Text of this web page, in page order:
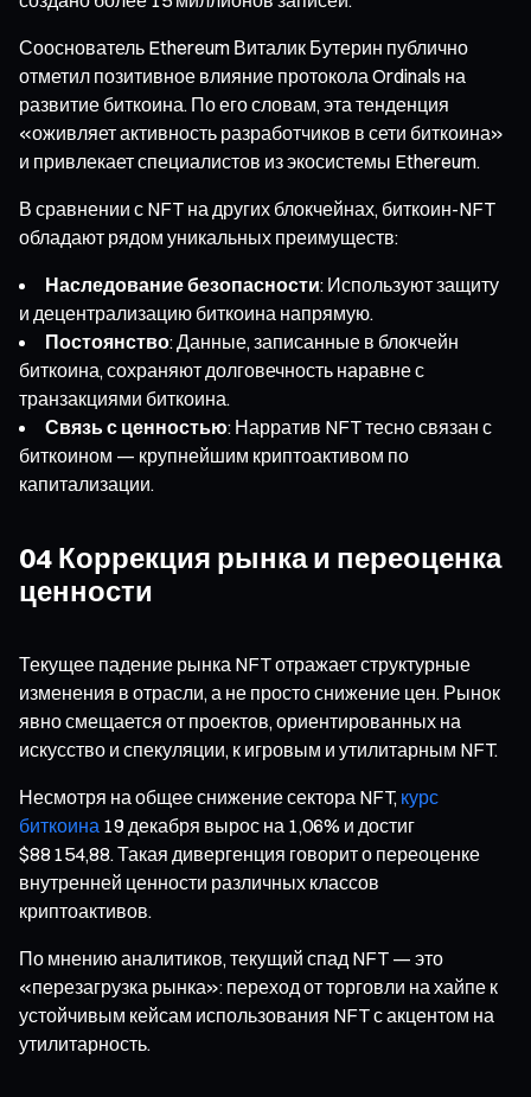
Сооснователь Ethereum Виталик Бутерин публично
отметил позитивное влияние протокола Ordinals на
развитие биткоина. По его словам, эта тенденция
«оживляет активность разработчиков в сети биткоина»
и привлекает специалистов из экосистемы Ethereum.
В сравнении с NFT на других блокчейнах, биткоин-NFT
обладают рядом уникальных преимуществ:
Наследование безопасности: Используют защиту
и децентрализацию биткоина напрямую.
Постоянство: Данные, записанные в блокчейн
биткоина, сохраняют долговечность наравне с
транзакциями биткоина.
Связь с ценностью: Нарратив NFT тесно связан с
биткоином — крупнейшим криптоактивом по
капитализации.
04 Коррекция рынка и переоценка
ценности
Текущее падение рынка NFT отражает структурные
изменения в отрасли, а не просто снижение цен. Рынок
явно смещается от проектов, ориентированных на
искусство и спекуляции, к игровым и утилитарным NFT.
Несмотря на общее снижение сектора NFT, курс
биткоина 19 декабря вырос на 1,06% и достиг
$88 154,88. Такая дивергенция говорит о переоценке
внутренней ценности различных классов
криптоактивов.
По мнению аналитиков, текущий спад NFT — это
«перезагрузка рынка»: переход от торговли на хайпе к
устойчивым кейсам использования NFT с акцентом на
утилитарность.